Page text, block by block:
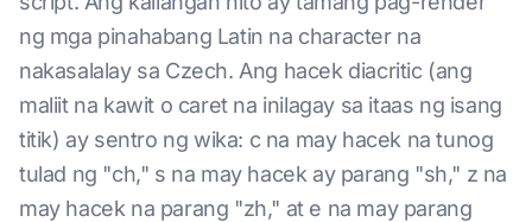
ng mga pinahabang Latin na character na
nakasalalay sa Czech. Ang hacek diacritic (ang
maliit na kawit o caret na inilagay sa itaas ng isang
titik) ay sentro ng wika: c na may hacek na tunog
tulad ng "ch," s na may hacek ay parang "sh," z na
may hacek na parang "zh," at e na may parang